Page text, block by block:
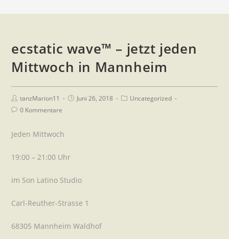
ecstatic wave™ – jetzt jeden
Mittwoch in Mannheim
tanzMarion11 Juni 26, 2018
Uncategorized
0 Kommentare
Jeden Mittwoch
19:00 – 21:00 Uhr
im Son Latino Studio
Carl-Reuther-Strasse 1
68305 Mannheim Waldhof